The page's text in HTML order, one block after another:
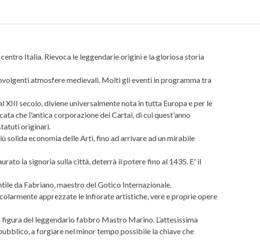
Italia. Rievoca le leggendarie origini e la gloriosa storia
atmosfere medievali. Molti gli eventi in programma tra
secolo, diviene universalmente nota in tutta Europa e per le
che l'antica corporazione dei Cartai, di cui quest'anno
originari.
solida economia delle Arti, fino ad arrivare ad un mirabile
la signoria sulla città, deterrà il potere fino al 1435. E' il
da Fabriano, maestro del Gotico Internazionale.
apprezzate le infiorate artistiche, vere e proprie opere
del leggendario fabbro Mastro Marino. L’attesissima
a forgiare nel minor tempo possibile la chiave che